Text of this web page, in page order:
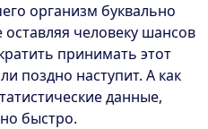
организм буквально
человеку шансов
принимать этот
поздно наступит. А как
данные,
быстро.